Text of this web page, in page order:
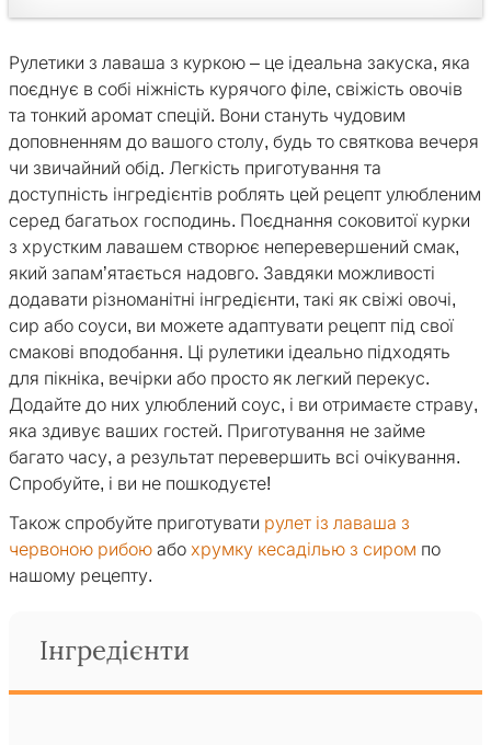
Рулетики з лаваша з куркою – це ідеальна закуска, яка
поєднує в собі ніжність курячого філе, свіжість овочів
та тонкий аромат спецій. Вони стануть чудовим
доповненням до вашого столу, будь то святкова вечеря
чи звичайний обід. Легкість приготування та
доступність інгредієнтів роблять цей рецепт улюбленим
серед багатьох господинь. Поєднання соковитої курки
з хрустким лавашем створює неперевершений смак,
який запам’ятається надовго. Завдяки можливості
додавати різноманітні інгредієнти, такі як свіжі овочі,
сир або соуси, ви можете адаптувати рецепт під свої
смакові вподобання. Ці рулетики ідеально підходять
для пікніка, вечірки або просто як легкий перекус.
Додайте до них улюблений соус, і ви отримаєте страву,
яка здивує ваших гостей. Приготування не займе
багато часу, а результат перевершить всі очікування.
Спробуйте, і ви не пошкодуєте!
Також спробуйте приготувати рулет із лаваша з
червоною рибою або хрумку кесаділью з сиром по
нашому рецепту.
Інгредієнти